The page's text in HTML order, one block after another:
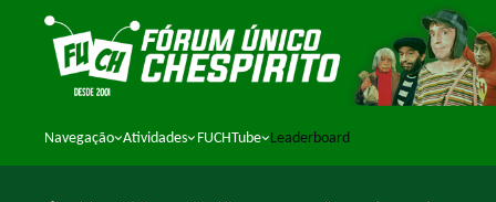
Ir para conteúdo
Navegação Atividades FUCHTube Leaderboard